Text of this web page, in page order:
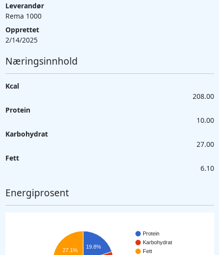
Leverandør
Rema 1000
Opprettet
2/14/2025
Næringsinnhold
Kcal
208.00
Protein
10.00
Karbohydrat
27.00
Fett
6.10
Energiprosent
Protein
Karbohydrat
Fett
19.8%
27.1%